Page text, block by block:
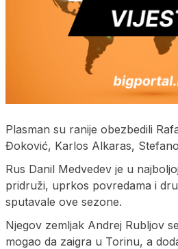
Plasman su ranije obezbedili
Đoković, Karlos Alkaras,
Rus Danil Medvedev je u
pridruži, uprkos povredama i
sputavale ove sezone.
Njegov zemljak Andrej Rubljov
mogao da zaigra u Torinu, a